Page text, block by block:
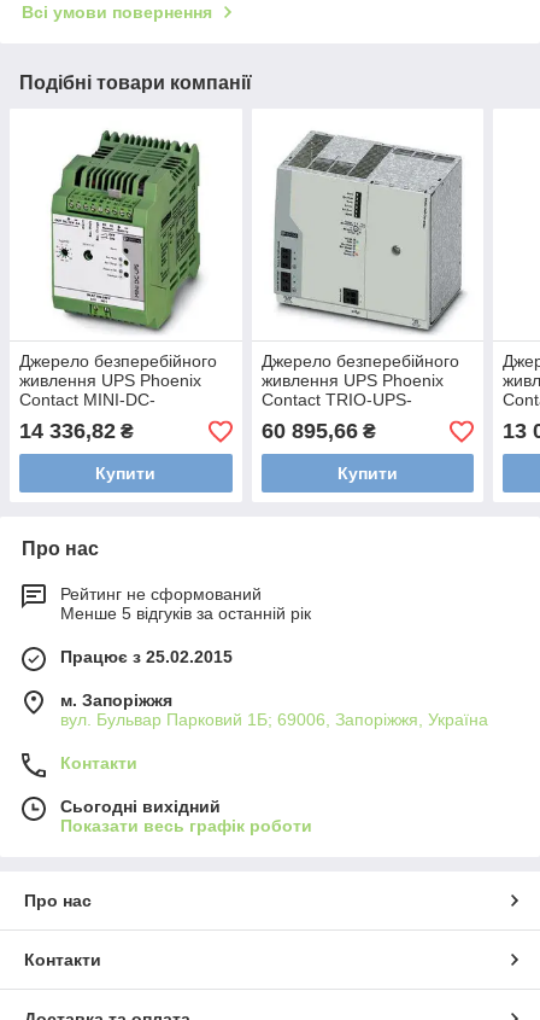
Всі умови повернення
Подібні товари компанії
Джерело безперебійного
живлення UPS Phoenix
Contact MINI-DC-
UPS/12DC/4, 2866598
14 336,82 ₴
Купити
Джерело безперебійного
живлення UPS Phoenix
Contact TRIO-UPS-
2G/1AC/1AC/120V/750VA,
2905908
60 895,66₴
Купити
13
Про нас
Рейтинг не сформований
Менше 5 відгуків за останній рік
Працює з 25.02.2015
м. Запоріжжя
вул. Бульвар Парковий 1Б; 69006, Запоріжжя, Україна
Контакти
Сьогодні вихідний
Показати весь графік роботи
Про нас
Контакти